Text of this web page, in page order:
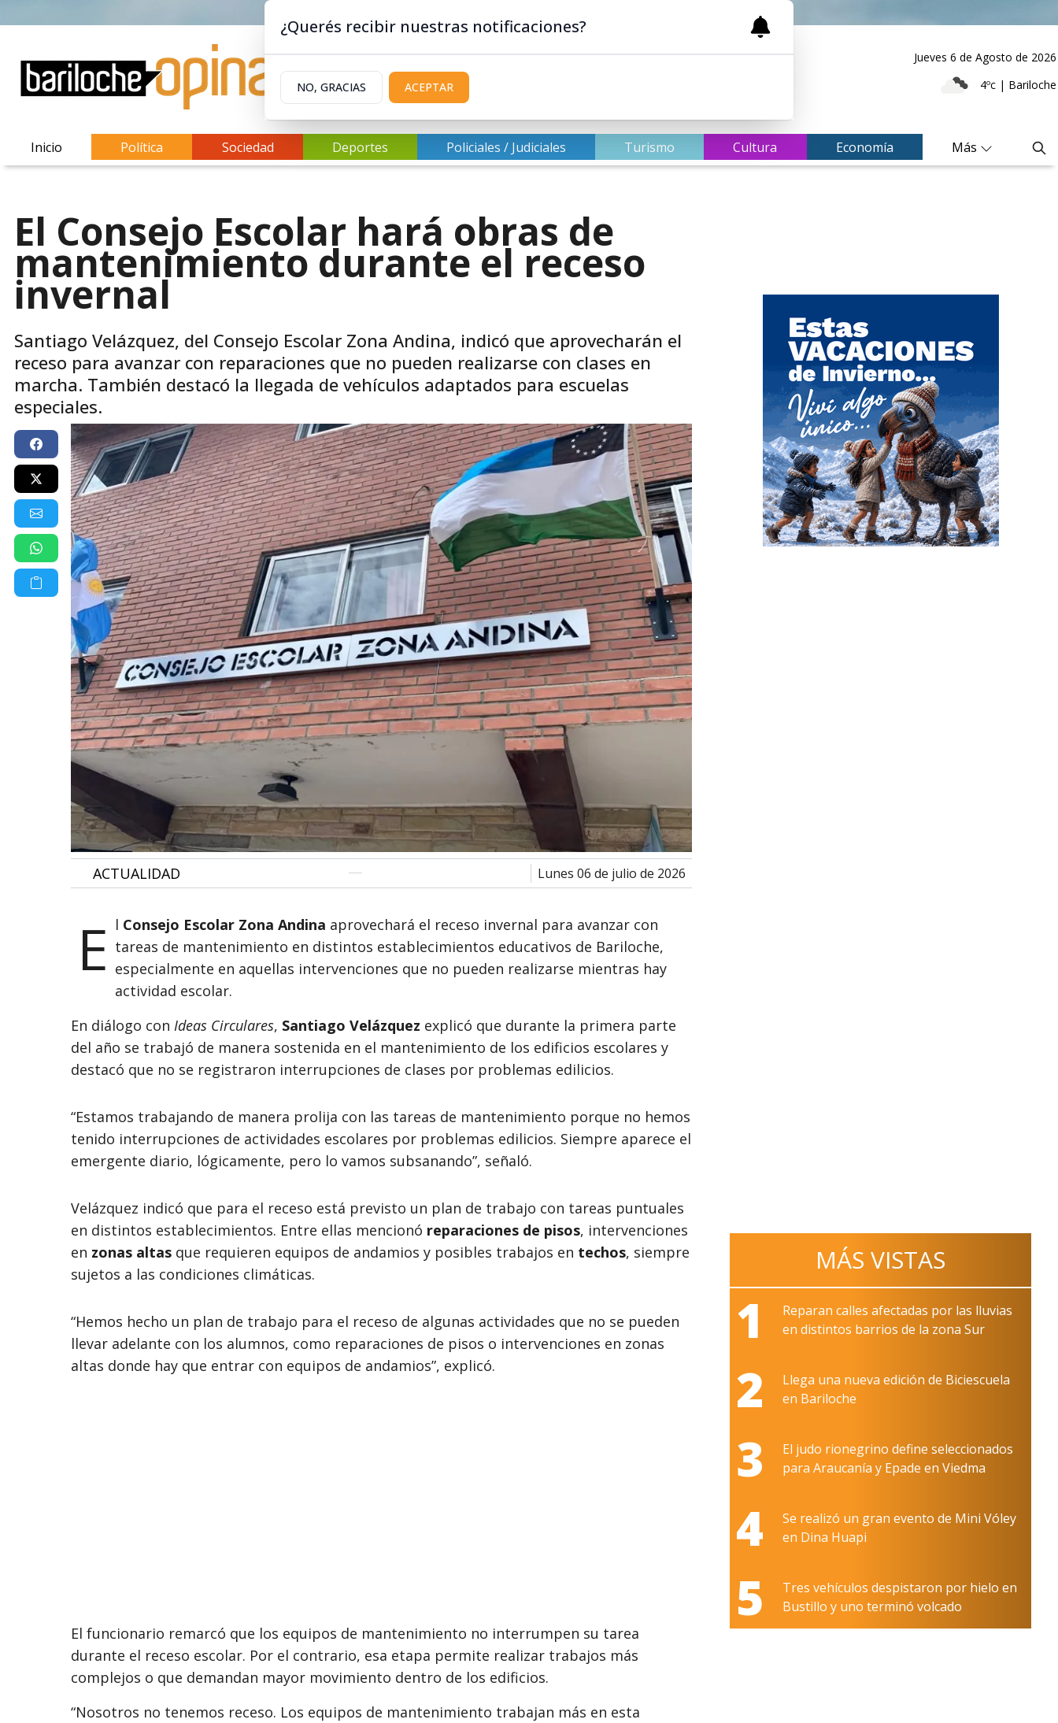
Jueves 6 de Agosto de 2026
4ºc | Bariloche
Inicio Política Sociedad Deportes Policiales / Judiciales Turismo Cultura Economía Más
El Consejo Escolar hará obras de
mantenimiento durante el receso
invernal
Santiago Velázquez, del Consejo Escolar Zona Andina, indicó que aprovecharán el
receso para avanzar con reparaciones que no pueden realizarse con clases en
marcha. También destacó la llegada de vehículos adaptados para escuelas
especiales.
ACTUALIDAD lunes 06 de julio de 2026
E l Consejo Escolar Zona Andina aprovechará el receso invernal para avanzar con
tareas de mantenimiento en distintos establecimientos educativos de Bariloche,
especialmente en aquellas intervenciones que no pueden realizarse mientras hay
actividad escolar.
En diálogo con Ideas Circulares, Santiago Velázquez explicó que durante la primera parte
del año se trabajó de manera sostenida en el mantenimiento de los edificios escolares y
destacó que no se registraron interrupciones de clases por problemas edilicios.
“Estamos trabajando de manera prolija con las tareas de mantenimiento porque no hemos
tenido interrupciones de actividades escolares por problemas edilicios. Siempre aparece el
emergente diario, lógicamente, pero lo vamos subsanando”, señaló.
Velázquez indicó que para el receso está previsto un plan de trabajo con tareas puntuales
en distintos establecimientos. Entre ellas mencionó reparaciones de pisos, intervenciones
en zonas altasque requieren equipos de andamios y posibles trabajos en techos, siempre
sujetos a las condiciones climáticas.
“Hemos hecho un plan de trabajo para el receso de algunas actividades que no se pueden
llevar adelante con los alumnos, como reparaciones de pisos o intervenciones en zonas
altas donde hay que entrar con equipos de andamios”, explicó.
El funcionario remarcó que los equipos de mantenimiento no interrumpen su tarea
durante el receso escolar. Por el contrario, esa etapa permite realizar trabajos más
complejos o que demandan mayor movimiento dentro de los edificios.
“Nosotros no tenemos receso. Los equipos de mantenimiento trabajan más en esta
MÁS VISTAS
1
Reparan calles afectadas por las lluvias
en distintos barrios de la zona Sur
2
Llega una nueva edición de Biciescuela
en Bariloche
3
El judo rionegrino define seleccionados
para Araucanía y Epade en Viedma
4
Se realizó un gran evento de Mini Vóley
en Dina Huapi
5
Tres vehículos despistaron por hielo en
Bustillo y uno terminó volcado
¿Querés recibir nuestras notificaciones?
NO, GRACIAS ACEPTAR